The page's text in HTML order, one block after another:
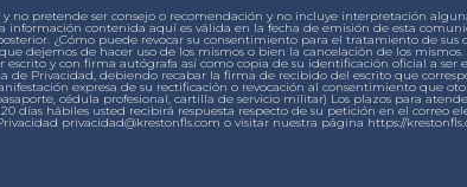
pretende ser consejo o recomendación y no incluye interpretación
información contenida aquí es válida en la fecha de emisión de esta
¿Cómo puede revocar su consentimiento para el tratamiento de
dejemos de hacer uso de los mismos o bien la cancelación de los
y con firma autógrafa así como copia de su identificación oficial a ser
de Privacidad, debiendo recabar la firma de recibido del escrito que
expresa de su rectificación o revocación al consentimiento que
cédula profesional, cartilla de servicio militar) Los plazos para
hábiles usted recibirá respuesta respecto de su petición en el correo
privacidad@krestonfls.com o visitar nuestra página https://